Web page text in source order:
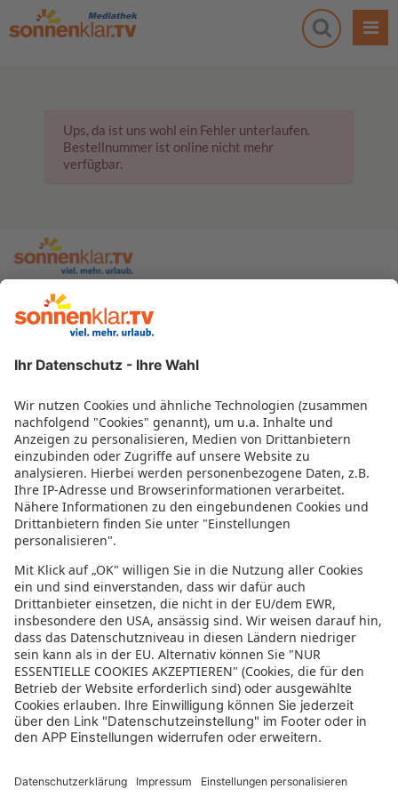
Ups, da ist uns wohl ein Fehler unterlaufen.
Bestellnummer ist online nicht mehr
verfügbar.
zur sonnenklar.TV Webseite
Moderatoren
Impressum
Informationen zur Barrierefreiheit
Datenschutz
Datenschutzeinstellungen
In der sonnenklar.TV Mediathek finden Sie alle Informationen rundum
den TV-Sender sonnenklar.TV!
Das Angebot war mal wieder zu schnell weg? Oder Sie wollen sich Ihre
nächste Traumreise noch einmal gratis etwas genauer anschauen? Dann
stöbern Sie doch in unserem TV-Programmund sehen Sie sich dort die
Folgen der letzten Tage nochmal an! Sie würden gerne wissen, was
gerade im TV läuft? Über unserenLive-Streamkönnen Sie sonnenklar.TV
online anschauen und die aktuellen Reise-Schnäppchen aus dem
Fernsehen verfolgen! Alle HDTV Infos und Empfangs-Einstellungen
finden Siehier. Dazu gehören Anleitungen zu den Einstellungen bei
Android & iOS Apps sowie der Windows PC App. Für Inspirationen sorgen
den Urlwald entführen! Diverse Videos von Hotels, der Umgebung und